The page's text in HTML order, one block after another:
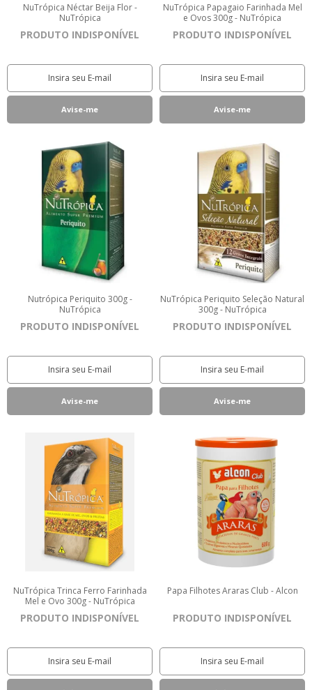
NuTrópica Néctar Beija Flor -
NuTrópica
PRODUTO INDISPONÍVEL
NuTrópica Papagaio Farinhada Mel
e Ovos 300g - NuTrópica
PRODUTO INDISPONÍVEL
Nutrópica Periquito 300g -
NuTrópica
PRODUTO INDISPONÍVEL
NuTrópica Periquito Seleção Natural
300g - NuTrópica
PRODUTO INDISPONÍVEL
NuTrópica Trinca Ferro Farinhada
Mel e Ovo 300g - NuTrópica
PRODUTO INDISPONÍVEL
Papa Filhotes Araras Club - Alcon
PRODUTO INDISPONÍVEL